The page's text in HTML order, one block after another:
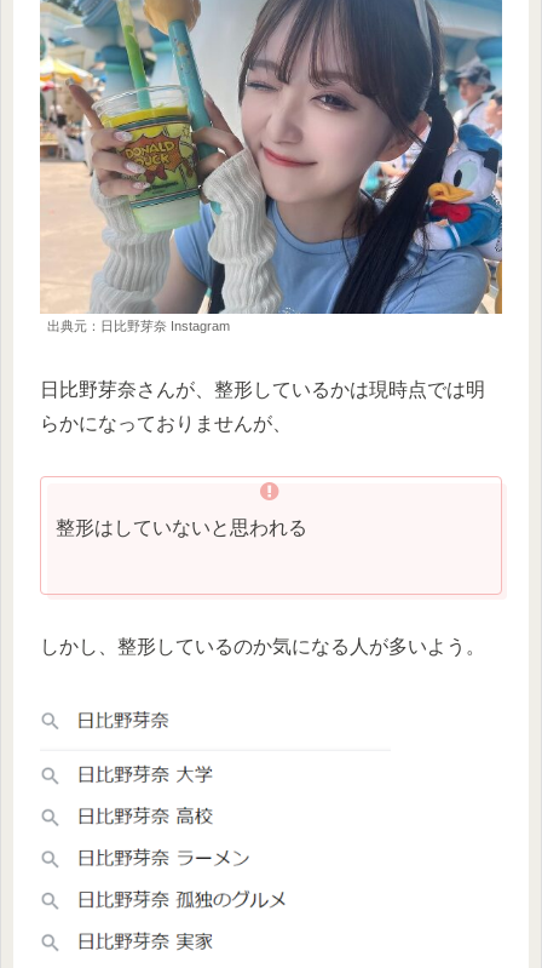
出典元：日比野芽奈 Instagram
日比野芽奈さんが、整形しているかは現時点では明
らかになっておりませんが、
整形はしていないと思われる
しかし、整形しているのか気になる人が多いよう。